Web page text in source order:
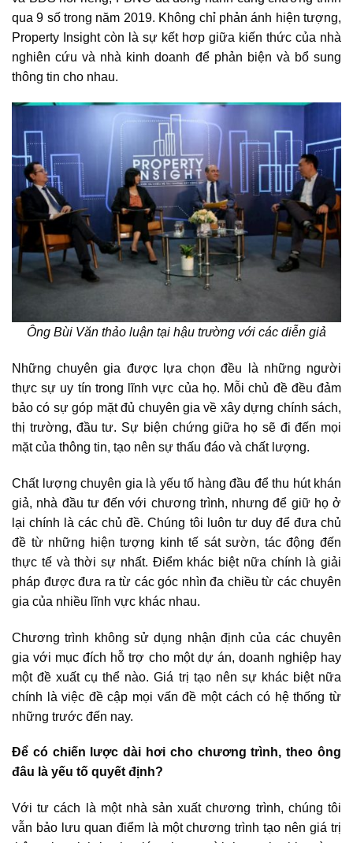
qua 9 số trong năm 2019. Không chỉ phản ánh hiện tượng,
Property Insight còn là sự kết hơp giữa kiến thức của nhà
nghiên cứu và nhà kinh doanh để phản biện và bổ sung
thông tin cho nhau.
Ông Bùi Văn thảo luận tại hậu trường với các diễn giả
Những chuyên gia được lựa chọn đều là những người
thực sự uy tín trong lĩnh vực của họ. Mỗi chủ đề đều đảm
bảo có sự góp mặt đủ chuyên gia về xây dựng chính sách,
thị trường, đầu tư. Sự biện chứng giữa họ sẽ đi đến mọi
mặt của thông tin, tạo nên sự thấu đáo và chất lượng.
Chất lượng chuyên gia là yếu tố hàng đầu để thu hút khán
giả, nhà đầu tư đến với chương trình, nhưng để giữ họ ở
lại chính là các chủ đề. Chúng tôi luôn tư duy để đưa chủ
đề từ những hiện tượng kinh tế sát sườn, tác động đến
thực tế và thời sự nhất. Điểm khác biệt nữa chính là giải
pháp được đưa ra từ các góc nhìn đa chiều từ các chuyên
gia của nhiều lĩnh vực khác nhau.
Chương trình không sử dụng nhận định của các chuyên
gia với mục đích hỗ trợ cho một dự án, doanh nghiệp hay
một đề xuất cụ thể nào. Giá trị tạo nên sự khác biệt nữa
chính là việc đề cập mọi vấn đề một cách có hệ thống từ
những trước đến nay.
Để có chiến lược dài hơi cho chương trình, theo ông
đâu là yếu tố quyết định?
Với tư cách là một nhà sản xuất chương trình, chúng tôi
vẫn bảo lưu quan điểm là một chương trình tạo nên giá trị